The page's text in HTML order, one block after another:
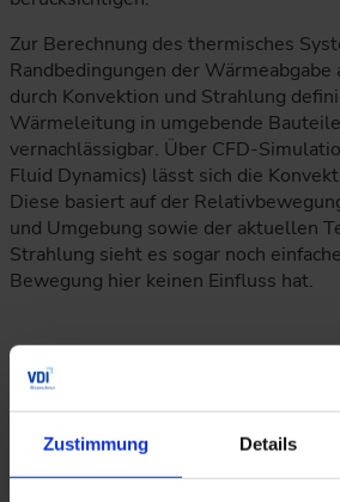
Zustimmung Details
Zur Berechnung des thermisches
Randbedingungen der Wärmeabgabe
durch Konvektion und Strahlung
Wärmeleitung in umgebende
vernachlässigbar. Über CFD-
Fluid Dynamics) lässt sich die
Diese basiert auf der
und Umgebung sowie der aktuellen
Strahlung sieht es sogar noch
Bewegung hier keinen Einfluss hat.
Reduktionsprozeduren ermöglichen